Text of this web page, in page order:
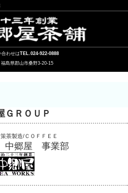
合わせはTEL.024-922-0888
島県郡山市桑野3-20-15
ＧＲＯＵＰ
茶製造/ＣＯＦＦＥＥ
中郷屋 事業部